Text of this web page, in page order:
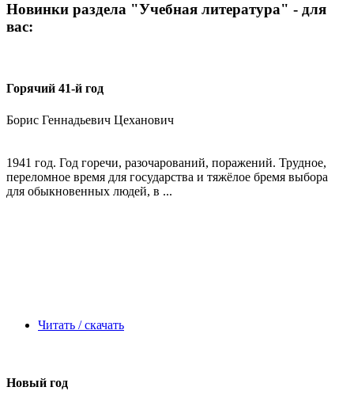
Новинки раздела "Учебная литература" - для
вас:
Горячий 41-й год
Борис Геннадьевич Цеханович
1941 год. Год горечи, разочарований, поражений. Трудное,
переломное время для государства и тяжёлое бремя выбора
для обыкновенных людей, в ...
Читать / скачать
Новый год